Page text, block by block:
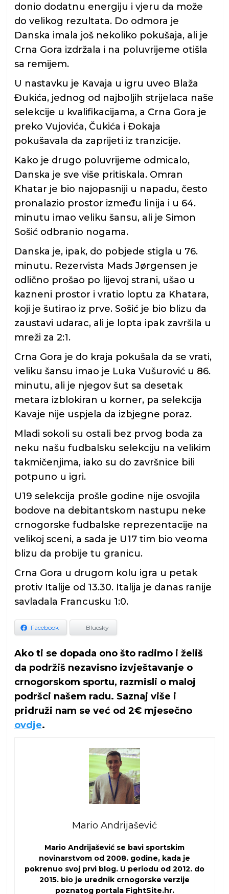
donio dodatnu energiju i vjeru da može
do velikog rezultata. Do odmora je
Danska imala još nekoliko pokušaja, ali je
Crna Gora izdržala i na poluvrijeme otišla
sa remijem.
U nastavku je Kavaja u igru uveo Blaža
Đukića, jednog od najboljih strijelaca naše
selekcije u kvalifikacijama, a Crna Gora je
preko Vujovića, Čukića i Đokaja
pokušavala da zaprijeti iz tranzicije.
Kako je drugo poluvrijeme odmicalo,
Danska je sve više pritiskala. Omran
Khatar je bio najopasniji u napadu, često
pronalazio prostor između linija i u 64.
minutu imao veliku šansu, ali je Simon
Sošić odbranio nogama.
Danska je, ipak, do pobjede stigla u 76.
minutu. Rezervista Mads Jørgensen je
odlično prošao po lijevoj strani, ušao u
kazneni prostor i vratio loptu za Khatara,
koji je šutirao iz prve. Sošić je bio blizu da
zaustavi udarac, ali je lopta ipak završila u
mreži za 2:1.
Crna Gora je do kraja pokušala da se vrati,
veliku šansu imao je Luka Vušurović u 86.
minutu, ali je njegov šut sa desetak
metara izblokiran u korner, pa selekcija
Kavaje nije uspjela da izbjegne poraz.
Mladi sokoli su ostali bez prvog boda za
neku našu fudbalsku selekciju na velikim
takmičenjima, iako su do završnice bili
potpuno u igri.
U19 selekcija prošle godine nije osvojila
bodove na debitantskom nastupu neke
crnogorske fudbalske reprezentacije na
velikoj sceni, a sada je U17 tim bio veoma
blizu da probije tu granicu.
Crna Gora u drugom kolu igra u petak
protiv Italije od 13.30. Italija je danas ranije
savladala Francusku 1:0.
Facebook Bluesky
Ako ti se dopada ono što radimo i želiš
da podržiš nezavisno izvještavanje o
crnogorskom sportu, razmisli o maloj
podršci našem radu. Saznaj više i
pridruži nam se već od 2€ mjesečno
ovdje.
Mario Andrijašević
Mario Andrijašević se bavi sportskim
novinarstvom od 2008. godine, kada je
pokrenuo svoj prvi blog. U periodu od 2012. do
2015. bio je urednik crnogorske verzije
poznatog portala FightSite.hr.